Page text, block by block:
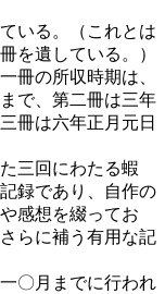
いる。（これとは
を遺している。）
冊の所収時期は、
で、第二冊は三年
冊は六年正月元日
三回にわたる蝦
録であり、自作の
感想を綴ってお
らに補う有用な記
〇月までに行われ